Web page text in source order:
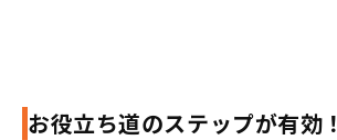
お役立ち道のステップが有効！